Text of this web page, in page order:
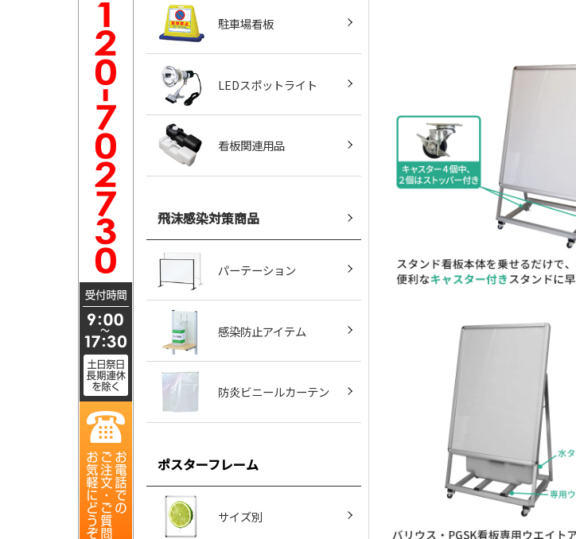
駐車場看板
LEDスポットライト
看板関連用品
飛沫感染対策商品
パーテーション
感染防止アイテム
防炎ビニールカーテン
ポスターフレーム
サイズ別